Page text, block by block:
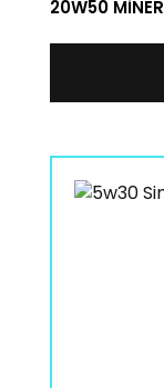
20W50